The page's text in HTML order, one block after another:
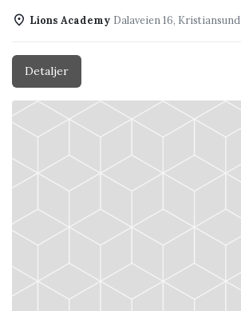
Lions Academy Dalaveien 16, Kristiansund
Detaljer